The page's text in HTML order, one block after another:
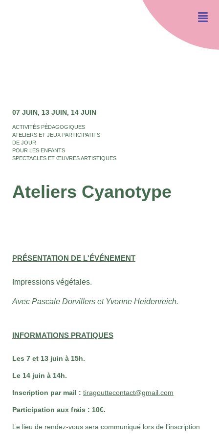
07 JUIN 13 JUIN 14 JUIN
ACTIVITÉS PÉDAGOGIQUES
ATELIERS ET JEUX PARTICIPATIFS
DE JOUR
POUR LES ENFANTS
SPECTACLES ET ŒUVRES ARTISTIQUES
Ateliers Cyanotype
PRÉSENTATION DE L'ÉVÉNEMENT
Impressions végétales.
Avec Pascale Dorvillers et Yvonne Heidenreich.
INFORMATIONS PRATIQUES
Les 7 et 13 juin à 15h.
Le 14 juin à 14h.
Inscription par mail : tiragouttecontact@gmail.com
Participation aux frais : 10€.
Le lieu de rendez-vous sera communiqué lors de l’inscription